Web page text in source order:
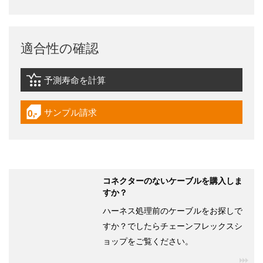
適合性の確認
igus-icon-lebensdauerrechner
予測寿命を計算
igus-icon-gratismuster
サンプル請求
コネクターのないケーブルを購入しま
すか？
ハーネス処理前のケーブルをお探しで
すか？でしたらチェーンフレックスシ
ョップをご覧ください。